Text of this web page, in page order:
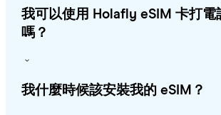
我可以使用 Holafly eSIM 卡打電
嗎？
我什麼時候該安裝我的 eSIM？